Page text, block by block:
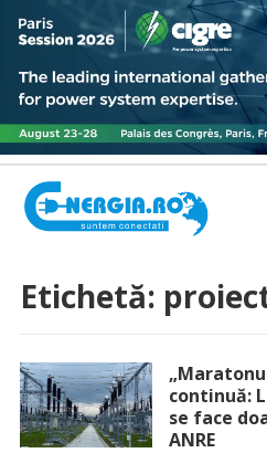
Etichetă:
continuă:
se face
ANRE